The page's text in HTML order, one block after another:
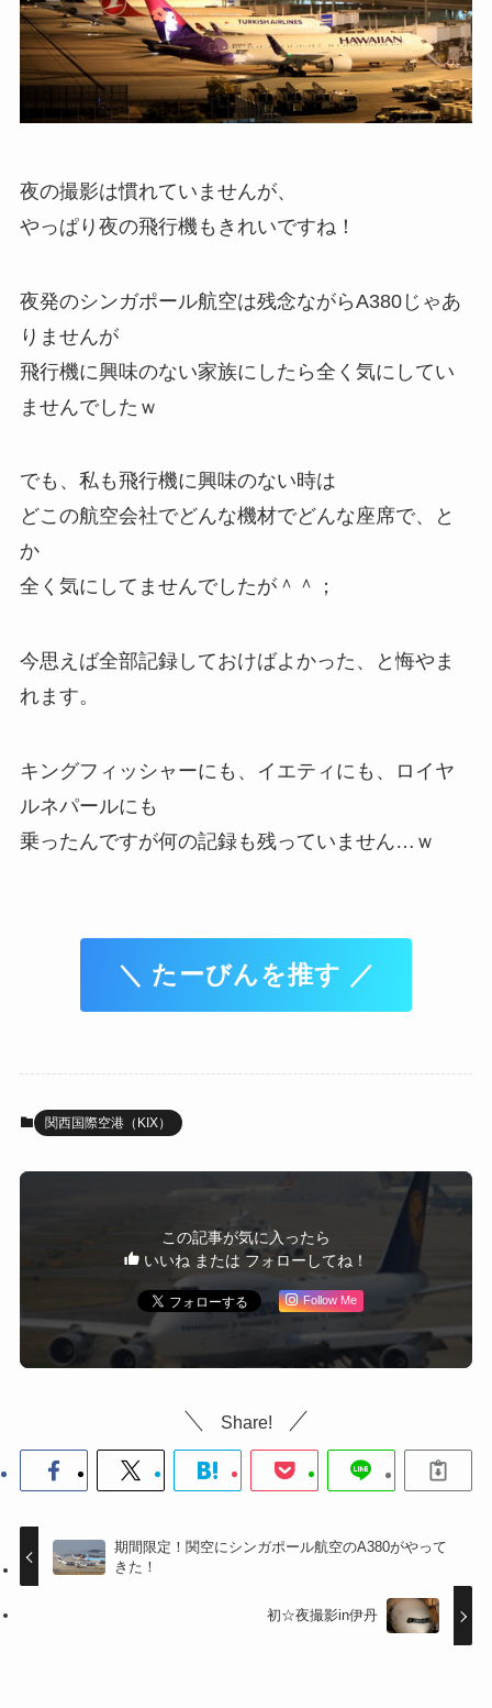
夜の撮影は慣れていませんが、
やっぱり夜の飛行機もきれいですね！
夜発のシンガポール航空は残念ながらA380じゃあ
りませんが
飛行機に興味のない家族にしたら全く気にしてい
ませんでしたｗ
でも、私も飛行機に興味のない時は
どこの航空会社でどんな機材でどんな座席で、と
か
全く気にしてませんでしたが＾＾；
今思えば全部記録しておけばよかった、と悔やま
れます。
キングフィッシャーにも、イエティにも、ロイヤ
ルネパールにも
乗ったんですが何の記録も残っていません…ｗ
＼ たーびんを推す ／
関西国際空港（KIX）
この記事が気に入ったら
いいね または フォローしてね！
Follow Me
Share!
期間限定！関空にシンガポール航空のA380がやって
きた！
初☆夜撮影in伊丹